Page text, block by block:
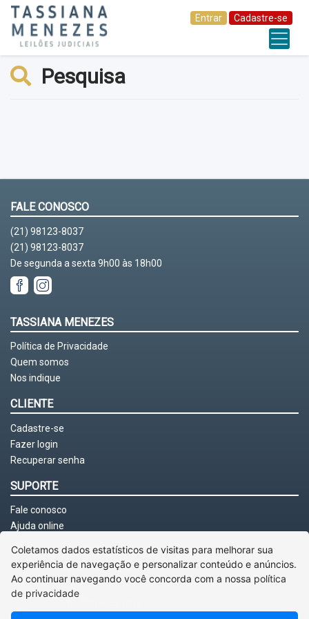
Entrar Cadastre-se
Pesquisa
FALE CONOSCO
(21) 98123-8037
(21) 98123-8037
De segunda a sexta 9h00 às 18h00
TASSIANA MENEZES
Política de Privacidade
Quem somos
Nos indique
CLIENTE
Cadastre-se
Fazer login
Recuperar senha
SUPORTE
Fale conosco
Ajuda online
Coletamos dados estatísticos de visitas para melhorar sua
experiência de navegação e personalizar conteúdo e anúncios.
Ao continuar navegando você concorda com a nossa política
de privacidade